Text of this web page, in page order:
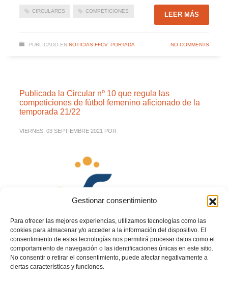
Gestionar consentimiento
Para ofrecer las mejores experiencias, utilizamos tecnologías como las
cookies para almacenar y/o acceder a la información del dispositivo. El
consentimiento de estas tecnologías nos permitirá procesar datos como el
comportamiento de navegación o las identificaciones únicas en este sitio.
No consentir o retirar el consentimiento, puede afectar negativamente a
ciertas características y funciones.
CIRCULARES COMPETICIONES LEER MÁS
PUBLICADO EN NOTICIAS FFCV, PORTADA NO COMMENTS
Publicada la Circular nº 10 que regula las
competiciones de fútbol femenino aficionado de la
temporada 21/22
VIERNES, 03 SEPTIEMBRE 2021 POR